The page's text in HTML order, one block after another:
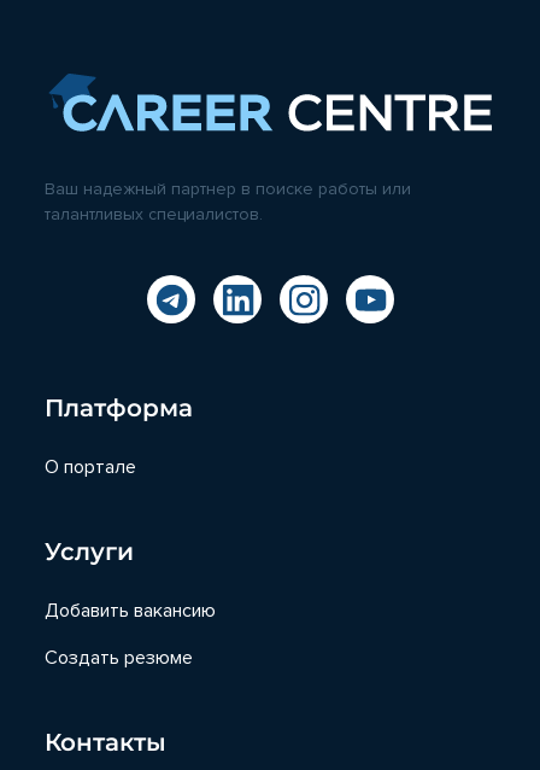
Ваш надежный партнер в поиске работы или
талантливых специалистов.
Платформа
О портале
Услуги
Добавить вакансию
Создать резюме
Контакты